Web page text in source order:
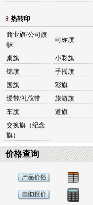
热转印
商业旗/公司旗
帜
司标旗
桌旗
小彩旗
锦旗
手摇旗
国旗
彩旗
绶带/礼仪带
旅游旗
车旗
道旗
交换旗（纪念
旗）
价格查询